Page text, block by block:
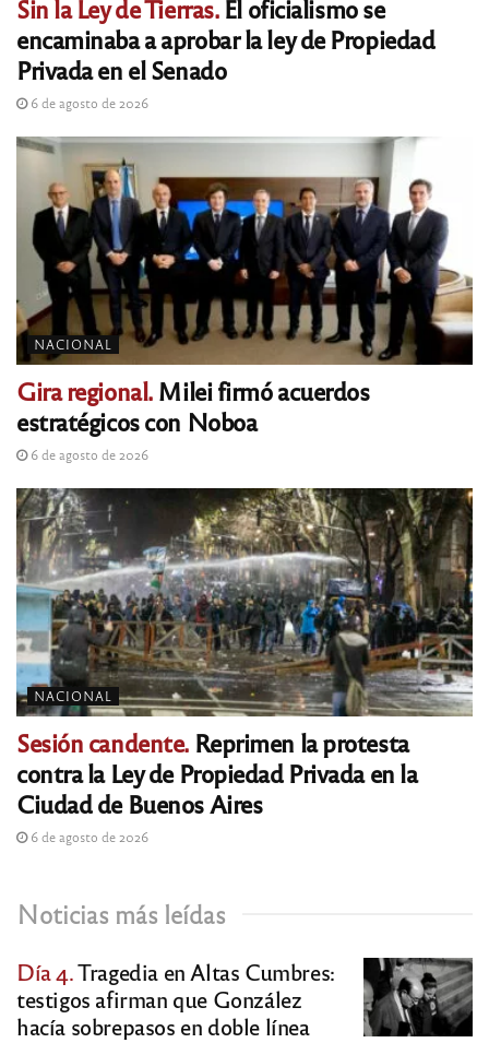
Sin la Ley de Tierras.El oficialismo se
encaminaba a aprobar la ley de Propiedad
Privada en el Senado
6 de agosto de 2026
NACIONAL
Gira regional.Milei firmó acuerdos
estratégicos con Noboa
6 de agosto de 2026
NACIONAL
Sesión candente.Reprimen la protesta
contra la Ley de Propiedad Privada en la
Ciudad de Buenos Aires
6 de agosto de 2026
Noticias más leídas
Día 4.Tragedia en Altas Cumbres:
testigos afirman que González
hacía sobrepasos en doble línea